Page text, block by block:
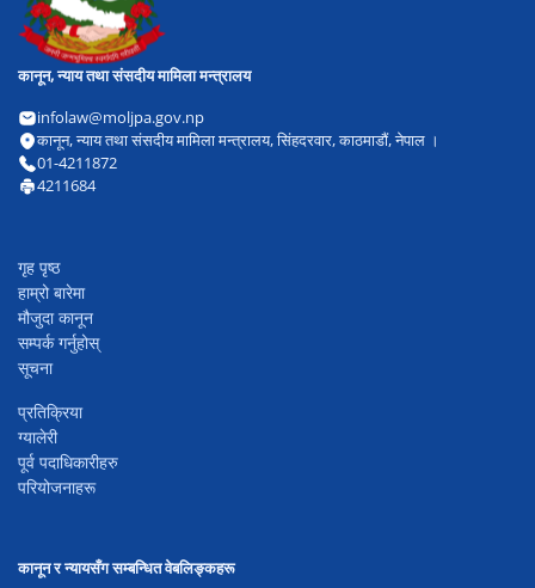
कानून, न्याय तथा संसदीय मामिला मन्त्रालय
infolaw@moljpa.gov.np
कानून, न्याय तथा संसदीय मामिला मन्त्रालय, सिंहदरवार, काठमाडौं, नेपाल ।
01-4211872
4211684
गृह पृष्ठ
हाम्रो बारेमा
मौजुदा कानून
सम्पर्क गर्नुहोस्
सूचना
प्रतिक्रिया
ग्यालेरी
पूर्व पदाधिकारीहरु
परियोजनाहरू
कानून र न्यायसँग सम्बन्धित वेबलिङ्कहरू